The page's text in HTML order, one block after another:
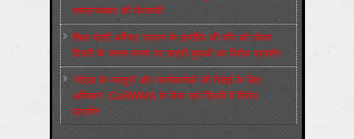
साम्राज्यवाद की घेराबन्दी
शिक्षा मंत्री धर्मेन्द्र प्रधान के इस्तीफ़े की माँग को लेकर
दिल्ली के जन्तर-मन्तर पर छात्रों-युवाओं का विरोध प्रदर्शन
‘नोएडा के मज़दूरों और कार्यकर्ताओं की रिहाई के लिए
अभियान’ (CaRWAN) के बैनर तले दिल्ली में विरोध
प्रदर्शन